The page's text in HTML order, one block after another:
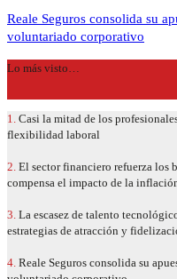
Reale Seguros consolida su
voluntariado corporativo
Lo más visto…
1. Casi la mitad de los
flexibilidad laboral
2. El sector financiero refuerza los
compensa el impacto de la
3. La escasez de talento
estrategias de atracción y
4. Reale Seguros consolida su